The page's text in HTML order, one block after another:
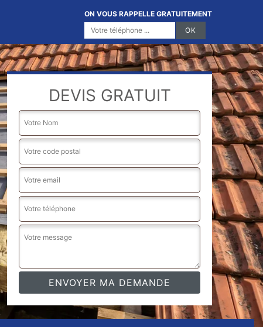
ON VOUS RAPPELLE GRATUITEMENT
DEVIS GRATUIT